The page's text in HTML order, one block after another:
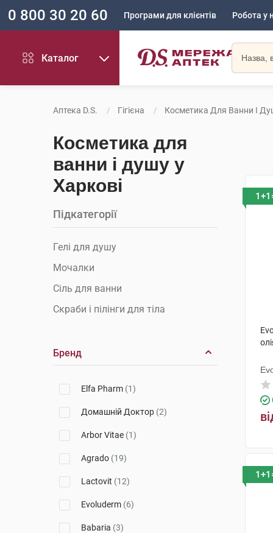
0 800 30 20 60 Програми для клієнтів Робота у
Каталог
Аптека D.S. Гігієна Косметика Для Ванни І
Косметика для
ванни і душу у
Харкові
Підкатегорії
Гелі для душу
Мочалки
Сіль для ванни
Скраби і пілінги для тіла
Бренд
Elfa Pharm (1)
Домашній Доктор (2)
Arbor Vitae (1)
Agrado (19)
Lactovit (12)
Evoluderm (6)
Babaria (3)